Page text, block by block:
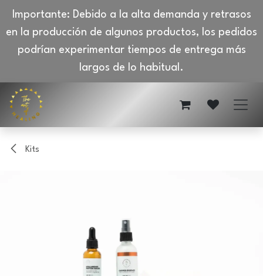
Importante: Debido a la alta demanda y retrasos
en la producción de algunos productos, los pedidos
podrían experimentar tiempos de entrega más
largos de lo habitual.
Ir al contenido
Kits